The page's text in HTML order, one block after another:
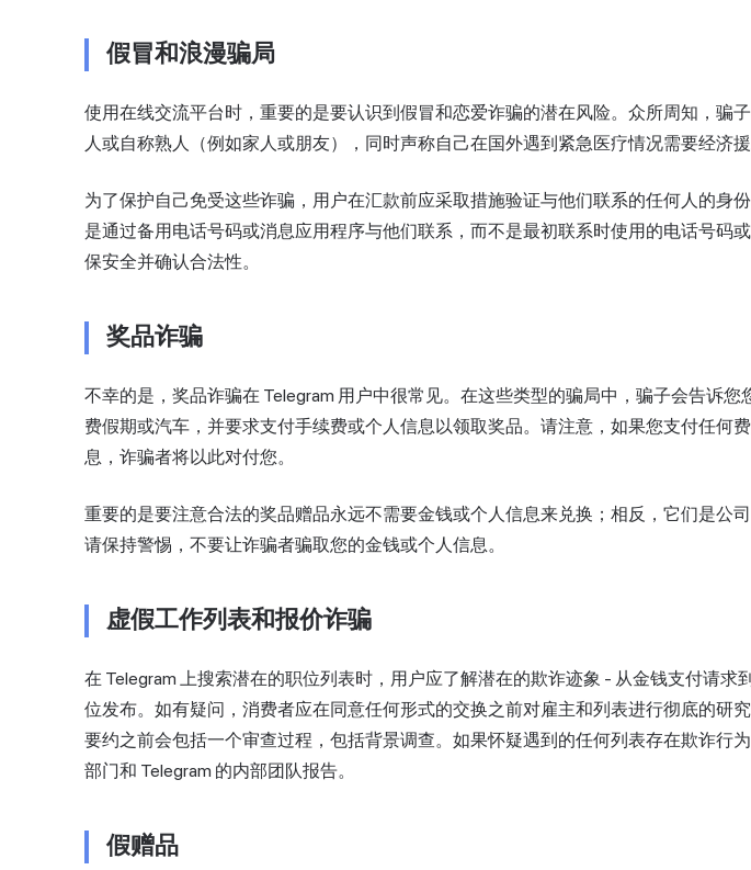
假冒和浪漫骗局
使用在线交流平台时，重要的是要认识到假冒和恋爱诈骗的潜在风险。众所周知，骗
人或自称熟人（例如家人或朋友），同时声称自己在国外遇到紧急医疗情况需要经济援
为了保护自己免受这些诈骗，用户在汇款前应采取措施验证与他们联系的任何人的身
是通过备用电话号码或消息应用程序与他们联系，而不是最初联系时使用的电话号码
保安全并确认合法性。
奖品诈骗
不幸的是，奖品诈骗在 Telegram 用户中很常见。在这些类型的骗局中，骗子会告诉您
费假期或汽车，并要求支付手续费或个人信息以领取奖品。请注意，如果您支付任何
息，诈骗者将以此对付您。
重要的是要注意合法的奖品赠品永远不需要金钱或个人信息来兑换；相反，它们是公
请保持警惕，不要让诈骗者骗取您的金钱或个人信息。
虚假工作列表和报价诈骗
在 Telegram 上搜索潜在的职位列表时，用户应了解潜在的欺诈迹象 - 从金钱支付请求
位发布。如有疑问，消费者应在同意任何形式的交换之前对雇主和列表进行彻底的研
要约之前会包括一个审查过程，包括背景调查。如果怀疑遇到的任何列表存在欺诈行
部门和 Telegram 的内部团队报告。
假赠品